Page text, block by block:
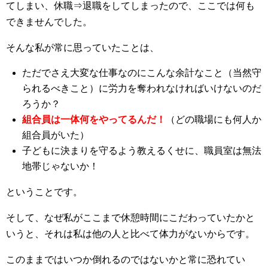
てしまい、休職⇒退職をしてしまったので、ここでは何も
できませんでした。
そんな私が常に思っていたことは、
ただでさえ大変な仕事なのにこんな余計なこと（当然守
られるべきこと）に労力を奪われなければいけないのだ
ろうか？
組合員は一体何をやってるんだ！
（どの職場にも何人か
組合員がいた）
子どもに決まりを守るよう教えるくせに、職員室は無法
地帯じゃないか！
ということです。
そして、なぜ私がここまで休憩時間にこだわっていたかと
いうと、それは私は他の人と比べて体力がないからです。
このままではいつか倒れるのではないかと常に恐れてい